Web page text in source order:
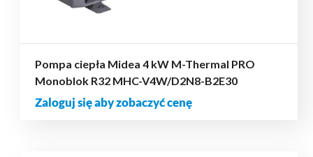
Pompa ciepła Midea 4 kW M-Thermal PRO
Monoblok R32 MHC-V4W/D2N8-B2E30
Zaloguj się aby zobaczyć cenę